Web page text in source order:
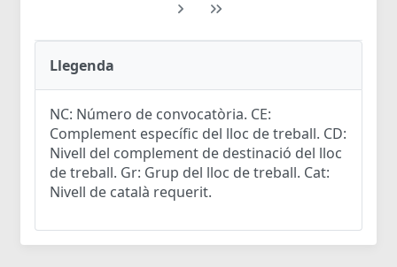
Llegenda
NC: Número de convocatòria. CE:
Complement específic del lloc de treball. CD:
Nivell del complement de destinació del lloc
de treball. Gr: Grup del lloc de treball. Cat:
Nivell de català requerit.